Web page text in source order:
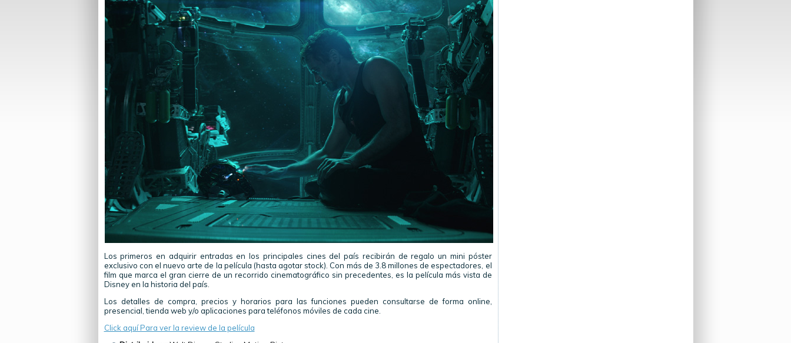
Los primeros en adquirir entradas en los principales cines del país recibirán de regalo un mini póster
exclusivo con el nuevo arte de la película (hasta agotar stock). Con más de 3.8 millones de espectadores, el
film que marca el gran cierre de un recorrido cinematográfico sin precedentes, es la película más vista de
Disney en la historia del país.
Los detalles de compra, precios y horarios para las funciones pueden consultarse de forma online,
presencial, tienda web y/o aplicaciones para teléfonos móviles de cada cine.
Click aquí Para ver la review de la película